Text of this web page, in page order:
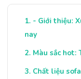
- Giới thiệu:
nay
Màu sắc hot:
Chất liệu